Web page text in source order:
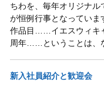
ちわを、毎年オリジナル
が恒例行事となっていま
作品目……イエスウィキ
周年……ということは、
新入社員紹介と歓迎会